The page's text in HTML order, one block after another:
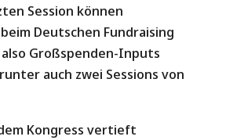
Session können
Deutschen Fundraising
also Großspenden-Inputs
auch zwei Sessions von
Kongress vertieft